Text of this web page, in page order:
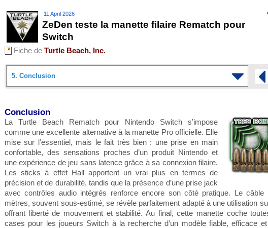
11 April 2026
ZeDen teste la manette filaire Rematch pour
Switch
Fiche de Turtle Beach, Inc.
5. Conclusion
Déballage
Présentation
Usage
Conclusion
Conclusion
La Turtle Beach Rematch pour Nintendo Switch s’impose
comme une excellente alternative à la manette Pro officielle. Elle
mise sur l’essentiel, mais le fait très bien : une prise en main
confortable, des sensations proches d’un produit Nintendo et
une expérience de jeu sans latence grâce à sa connexion filaire.
Les sticks à effet Hall apportent un vrai plus en termes de
précision et de durabilité, tandis que la présence d’une prise jack
avec contrôles audio intégrés renforce encore son côté pratique. Le câble
mètres, souvent sous-estimé, se révèle parfaitement adapté à une utilisation
offrant liberté de mouvement et stabilité. Au final, cette manette coche
cases pour les joueurs Switch à la recherche d’un modèle fiable, efficace